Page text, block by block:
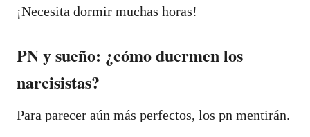
¡Necesita dormir muchas horas!
PN y sueño: ¿cómo duermen los
narcisistas?
Para parecer aún más perfectos, los pn mentirán.